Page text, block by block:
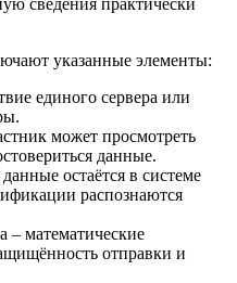
указанные элементы:
единого сервера или
может просмотреть
данные.
остаётся в системе
распознаются
– математические
отправки и